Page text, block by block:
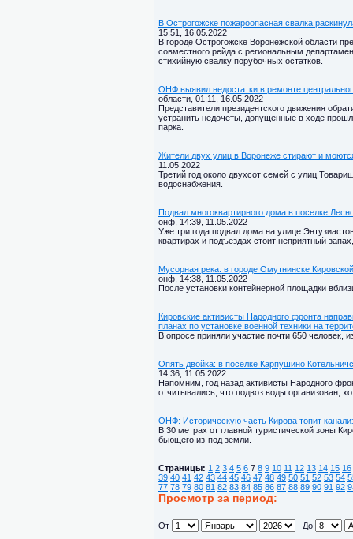
В Острогожске пожароопасная свалка
15:51, 16.05.2022
В городе Острогожске Воронежской области
совместного рейда с региональным
стихийную свалку порубочных остатков.
ОНФ выявил недостатки в ремонте
области, 01:11, 16.05.2022
Представители президентского движения
устранить недочеты, допущенные в ходе
парка.
Жители двух улиц в Воронеже стирают и
11.05.2022
Третий год около двухсот семей с улиц
водоснабжения.
Подвал многоквартирного дома в поселке
онф, 14:39, 11.05.2022
Уже три года подвал дома на улице
квартирах и подъездах стоит неприятный
Мусорная река: в городе Омутнинске
онф, 14:38, 11.05.2022
После установки контейнерной площадки
Кировские активисты Народного фронта
планах по установке военной техники на
В опросе приняли участие почти 650 человек,
Опять двойка: в поселке Карпушино
14:36, 11.05.2022
Напомним, год назад активисты Народного
отчитывались, что подвоз воды организован,
ОНФ: Историческую часть Кирова топит
В 30 метрах от главной туристической зоны
бьющего из-под земли.
Страницы: 1 2 3 4 5 6 7 8 9 10 11 12 13 14 15 16
39 40 41 42 43 44 45 46 47 48 49 50 51 52 53 54
77 78 79 80 81 82 83 84 85 86 87 88 89 90 91 92
Просмотр за период:
От До